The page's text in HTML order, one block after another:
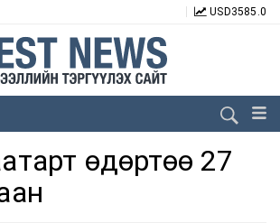
USD3585.0
өдөртөө 27